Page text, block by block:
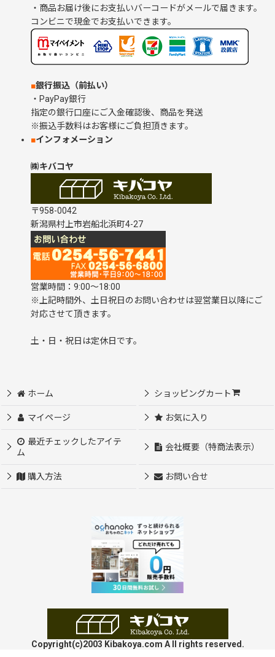
・商品お届け後にお支払いバーコードがメールで届きます。
コンビニで現金でお支払いできます。
■銀行振込（前払い）
・PayPay銀行
指定の銀行口座にご入金確認後、商品を発送
※振込手数料はお客様にご負担頂きます。
■インフォメーション
㈱キバコヤ
〒958-0042
新潟県村上市岩船北浜町4-27
営業時間：9:00～18:00
※上記時間外、土日祝日のお問い合わせは翌営業日以降にご
対応させて頂きます。
土・日・祝日は定休日です。
ホーム ショッピングカート
マイページ お気に入り
最近チェックしたアイテ
ム
会社概要（特商法表示）
購入方法 お問い合せ
Copyright(c)2003 Kibakoya.com A ll rights reserved.